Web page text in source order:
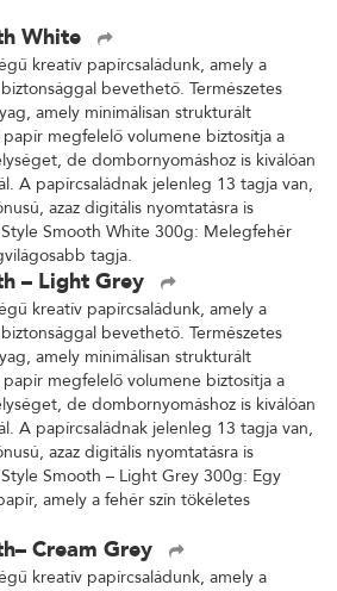
White
kreatív papírcsaládunk, amely a
bevethető. Természetes
amely minimálisan strukturált
megfelelő volumene biztosítja a
de dombornyomáshoz is kiválóan
A papírcsaládnak jelenleg 13 tagja van,
azaz digitális nyomtatásra is
Style Smooth White 300g: Melegfehér
tagja.
– Light Grey
kreatív papírcsaládunk, amely a
bevethető. Természetes
amely minimálisan strukturált
megfelelő volumene biztosítja a
de dombornyomáshoz is kiválóan
A papírcsaládnak jelenleg 13 tagja van,
azaz digitális nyomtatásra is
Smooth – Light Grey 300g: Egy
amely a fehér szín tökéletes
Cream Grey
kreatív papírcsaládunk, amely a